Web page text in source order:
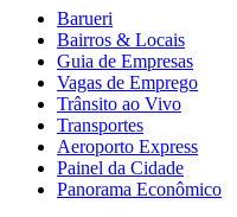
Barueri
Bairros & Locais
Guia de Empresas
Vagas de Emprego
Trânsito ao Vivo
Transportes
Aeroporto Express
Painel da Cidade
Panorama Econômico